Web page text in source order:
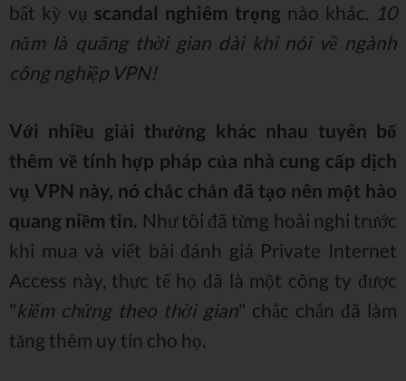
bất kỳ vụ scandal nghiêm trọng nào khác. 10
năm là quãng thời gian dài khi nói về ngành
công nghiệp VPN!
Với nhiều giải thưởng khác nhau tuyên bố
thêm về tính hợp pháp của nhà cung cấp dịch
vụ VPN này, nó chắc chắn đã tạo nên một hào
quang niềm tin. Như tôi đã từng hoài nghi trước
khi mua và viết bài đánh giá Private Internet
Access này, thực tế họ đã là một công ty được
"kiếm chứng theo thời gian" chắc chắn đã làm
tăng thêm uy tín cho họ.